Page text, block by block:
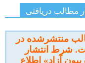
دریافتی
منتشرشده در
شرط انتشار
آزاد» اطلاع